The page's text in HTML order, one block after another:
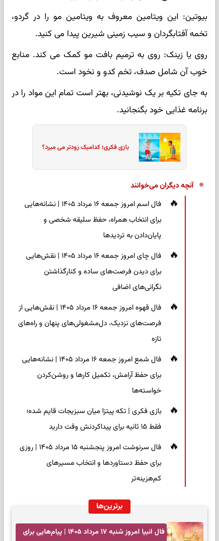
بیوتین: این ویتامین معروف به ویتامین مو را در گردو،
تخمه آفتابگردان و سیب زمینی شیرین پیدا می کنید.
روی یا زینک: روی به ترمیم بافت مو کمک می کند. منابع
خوب آن شامل صدف، تخم کدو و نخود است.
به جای تکیه بر یک نوشیدنی، بهتر است تمام این مواد را در
برنامه غذایی خود بگنجانید.
بازی فکری؛ کدامیک زودتر می میرد؟
آنچه دیگران می‌خوانند
فال اسم امروز جمعه ۱۶ مرداد ۱۴۰۵ | نشانه‌هایی
برای انتخاب همراه، حفظ سلیقه شخصی و
پایان‌دادن به تردیدها
فال چای امروز جمعه ۱۶ مرداد ۱۴۰۵ | نقش‌هایی
برای دیدن فرصت‌های ساده و کنارگذاشتن
نگرانی‌های اضافی
فال قهوه امروز جمعه ۱۶ مرداد ۱۴۰۵ | نقش‌هایی از
فرصت‌های نزدیک، دل‌مشغولی‌های پنهان و راه‌های
تازه
فال شمع امروز جمعه ۱۶ مرداد ۱۴۰۵ | نشانه‌هایی
برای حفظ آرامش، تکمیل کارها و روشن‌کردن
خواسته‌ها
بازی فکری | تکه پیتزا میان سبزیجات قایم شده؛
فقط ۱۵ ثانیه برای پیداکردنش وقت دارید
فال سرنوشت امروز پنجشنبه ۱۵ مرداد ۱۴۰۵ | روزی
برای حفظ دستاوردها و انتخاب مسیرهای
کم‌هزینه‌تر
برترین‌ها
فال انبیا امروز شنبه ۱۷ مرداد ۱۴۰۵ | پیام‌هایی برای